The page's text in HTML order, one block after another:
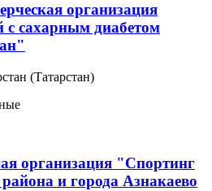
организация
с сахарным диабетом
(Татарстан)
организация "Спортинг
и города Азнакаево